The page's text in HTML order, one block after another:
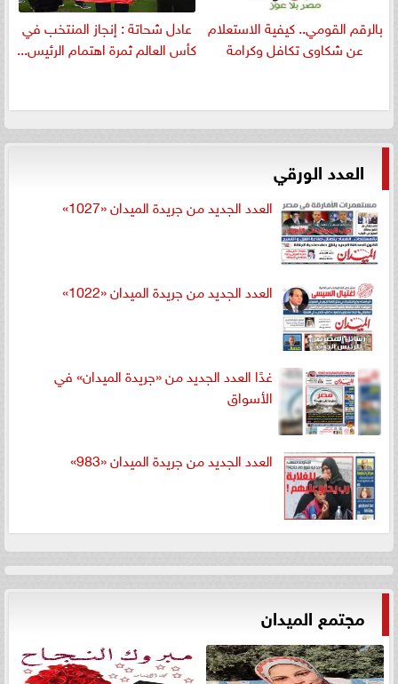
بالرقم القومي.. كيفية الاستعلام
عن شكاوى تكافل وكرامة
عادل شحاتة : إنجاز المنتخب في
كأس العالم ثمرة اهتمام الرئيس...
العدد الورقي
العدد الجديد من جريدة الميدان «1027»
العدد الجديد من جريدة الميدان «1022»
غدًا العدد الجديد من «جريدة الميدان» في
الأسواق
العدد الجديد من جريدة الميدان «983»
مجتمع الميدان